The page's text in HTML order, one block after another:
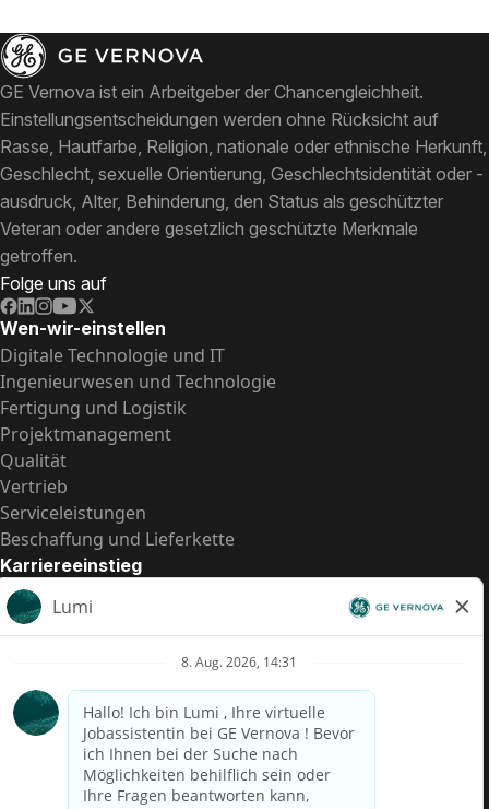
GE Vernova ist ein Arbeitgeber der Chancengleichheit.
Einstellungsentscheidungen werden ohne Rücksicht auf
Rasse, Hautfarbe, Religion, nationale oder ethnische Herkunft,
Geschlecht, sexuelle Orientierung, Geschlechtsidentität oder -
ausdruck, Alter, Behinderung, den Status als geschützter
Veteran oder andere gesetzlich geschützte Merkmale
getroffen.
Folge uns auf
Wen-wir-einstellen
Digitale Technologie und IT
Ingenieurwesen und Technologie
Fertigung und Logistik
Projektmanagement
Qualität
Vertrieb
Serviceleistungen
Beschaffung und Lieferkette
Karriereeinstieg
Praktika
Einstiegspositionen
US-Gehalts­transparenz
Datenschutzhinweis für Kandidaten
Betrugswarnung
Lohntransparenz in Brasilien (Relatório de Transparência